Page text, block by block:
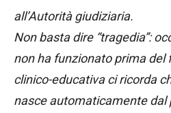
all’Autorità giudiziaria.
Non basta dire “tragedia”:
non ha funzionato prima
clinico-educativa ci ricorda
nasce automaticamente dal